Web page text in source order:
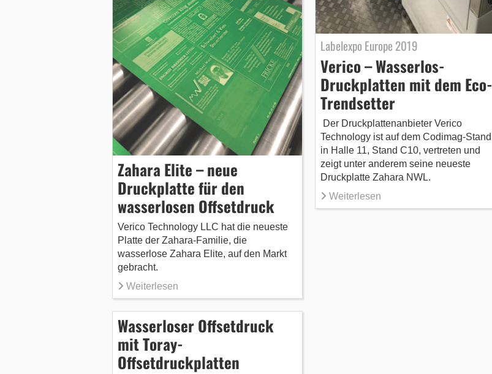
Zahara Elite – neue
Druckplatte für den
wasserlosen Offsetdruck
Verico Technology LLC hat die neueste
Platte der Zahara-Familie, die
wasserlose Zahara Elite, auf den Markt
gebracht.
Weiterlesen
Labelexpo Europe 2019
Verico – Wasserlos-
Druckplatten mit dem Eco-
Trendsetter
Der Druckplattenanbieter Verico
Technology ist auf dem Codimag-Stand
in Halle 11, Stand C10, vertreten und
zeigt unter anderem seine neueste
Druckplatte Zahara NWL.
Weiterlesen
Wasserloser Offsetdruck
mit Toray-
Offsetdruckplatten